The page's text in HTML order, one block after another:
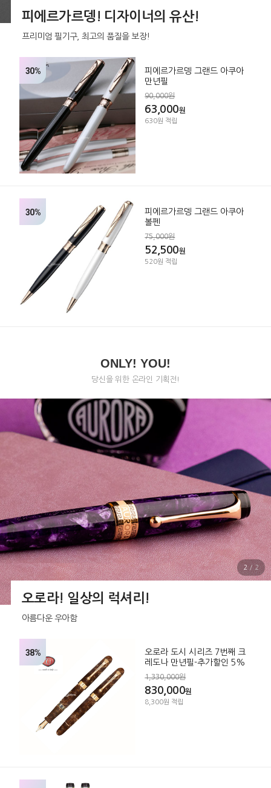
피에르가르뎅! 디자이너의 유산!
프리미엄 필기구, 최고의 품질을 보장!
30%
피에르가르뎅 그랜드 아쿠아
만년필
90,000원
63,000원
630원 적립
30%
피에르가르뎅 그랜드 아쿠아
볼펜
75,000원
52,500원
520원 적립
ONLY! YOU!
당신을 위한 온라인 기획전!
오로라! 일상의 럭셔리!
아름다운 우아함
38%
오로라 도시 시리즈 7번째 크
레도나 만년필-추가할인 5%
1,330,000원
830,000원
8,300원 적립
2 / 2